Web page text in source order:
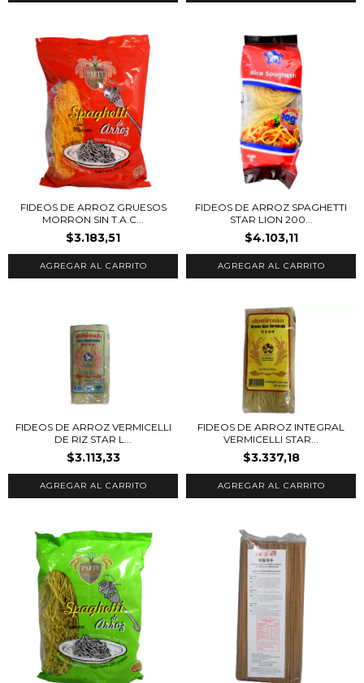
FIDEOS DE ARROZ GRUESOS
MORRON SIN T.A.C...
$3.183,51
FIDEOS DE ARROZ SPAGHETTI
STAR LION 200...
$4.103,11
FIDEOS DE ARROZ VERMICELLI
DE RIZ STAR L...
$3.113,33
FIDEOS DE ARROZ INTEGRAL
VERMICELLI STAR...
$3.337,18